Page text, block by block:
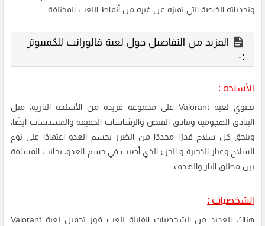
وتحدياته الخاصة التي تميزه عن غيره من أنماط اللعب المختلفة.
المزيد من التفاصيل حول لعبة فالورانت للكمبيوتر
:-
الأسلحة :
تحتوي لعبة Valorant على مجموعة فريدة من الأسلحة النارية، مثل
البنادق الهجومية وبنادق القنص والرشاشات الخفيفة والمسدسات أيضًا،
ويلحق كل سلاح قدرًا محددًا من الضرر بجسم العدو اعتمادًا على نوع
السلاح وعيار الذخيرة و الجزء الذي أصيب في جسم العدو، بجانب المسافة
بين مطلق النار والهدف.
الشخصيات :
هناك العديد من الشخصيات القابلة للعب فور تحميل لعبة Valorant